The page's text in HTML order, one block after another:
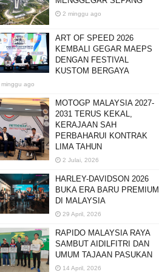
2 minggu ago
ART OF SPEED 2026
KEMBALI GEGAR MAEPS
DENGAN FESTIVAL
KUSTOM BERGAYA
minggu ago
MOTOGP MALAYSIA 2027-
2031 TERUS KEKAL,
KERAJAAN SAH
PERBAHARUI KONTRAK
LIMA TAHUN
2 Julai, 2026
HARLEY-DAVIDSON 2026
BUKA ERA BARU PREMIUM
DI MALAYSIA
29 April, 2026
RAPIDO MALAYSIA RAYA
SAMBUT AIDILFITRI DAN
UMUM TAJAAN PASUKAN
14 April, 2026